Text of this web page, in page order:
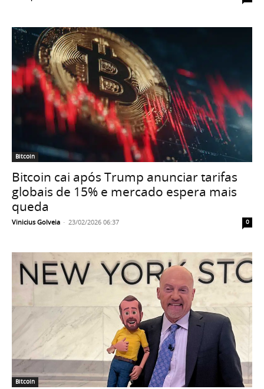
Bitcoin
Bitcoin cai após Trump anunciar tarifas
globais de 15% e mercado espera mais
queda
Vinicius Golveia - 23/02/2026 06:37 0
Bitcoin